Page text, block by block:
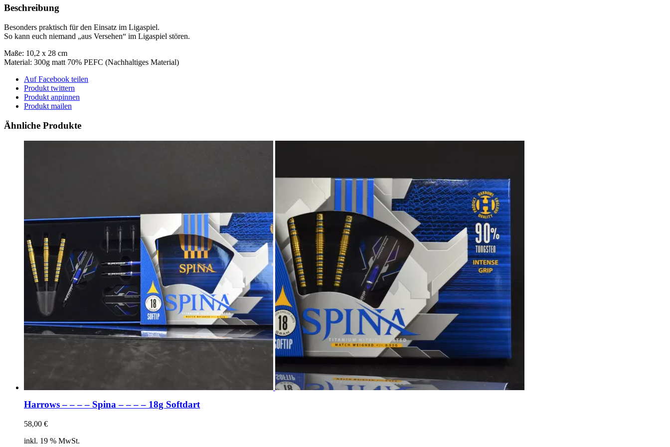
Beschreibung
Besonders praktisch für den Einsatz im Ligaspiel.
So kann euch niemand „aus Versehen“ im Ligaspiel stören.
Maße: 10,2 x 28 cm
Material: 300g matt 70% PEFC (Nachhaltiges Material)
Auf Facebook teilen
Produkt twittern
Produkt anpinnen
Produkt mailen
Ähnliche Produkte
Harrows – – – – Spina – – – – 18g Softdart
58,00 €
inkl. 19 % MwSt.